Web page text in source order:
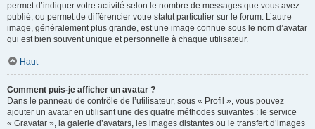
permet d’indiquer votre activité selon le nombre de messages que vous avez
publié, ou permet de différencier votre statut particulier sur le forum. L’autre
image, généralement plus grande, est une image connue sous le nom d’avatar
qui est bien souvent unique et personnelle à chaque utilisateur.
Haut
Comment puis-je afficher un avatar ?
Dans le panneau de contrôle de l’utilisateur, sous « Profil », vous pouvez
ajouter un avatar en utilisant une des quatre méthodes suivantes : le service
« Gravatar », la galerie d’avatars, les images distantes ou le transfert d’images